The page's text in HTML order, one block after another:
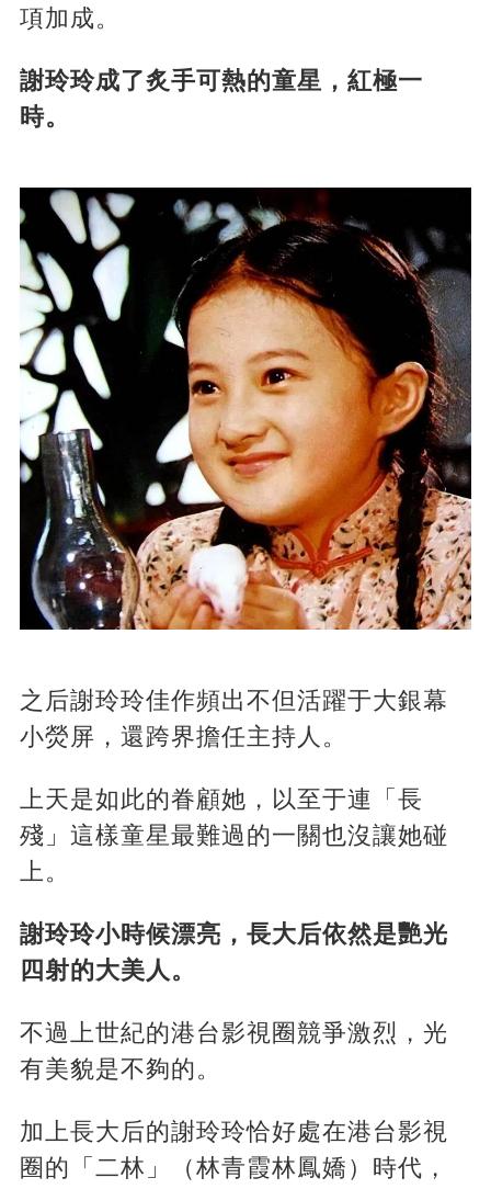
項加成。
謝玲玲成了炙手可熱的童星，紅極一
時。
之后謝玲玲佳作頻出不但活躍于大銀幕
小熒屏，還跨界擔任主持人。
上天是如此的眷顧她，以至于連「長
殘」這樣童星最難過的一關也沒讓她碰
上。
謝玲玲小時候漂亮，長大后依然是艷光
四射的大美人。
不過上世紀的港台影視圈競爭激烈，光
有美貌是不夠的。
加上長大后的謝玲玲恰好處在港台影視
圈的「二林」（林青霞林鳳嬌）時代，